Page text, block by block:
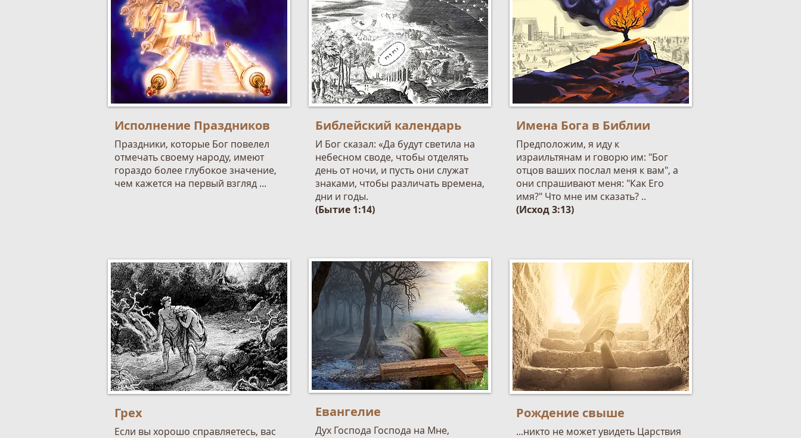
Исполнение Праздников
Праздники, которые Бог повелел
отмечать своему народу, имеют
гораздо более глубокое значение,
чем кажется на первый взгляд ...
Грех
Если вы хорошо справляетесь, вас
Библейский календарь
И Бог сказал: «Да будут светила на
небесном своде, чтобы отделять
день от ночи, и пусть они служат
знаками, чтобы различать времена,
дни и годы.
(Бытие 1:14)
Евангелие
Дух Господа Господа на Мне,
Имена Бога в Библии
Предположим, я иду к
израильтянам и говорю им: "Бог
отцов ваших послал меня к вам", а
они спрашивают меня: "Как Его
имя?" Что мне им сказать? ..
(Исход 3:13)
Рождение свыше
...никто не может увидеть Царствия